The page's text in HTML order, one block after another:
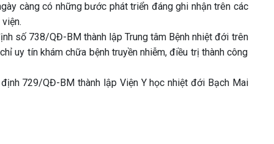
càng có những bước phát triển đáng ghi nhận trên các
số 738/QĐ-BM thành lập Trung tâm Bệnh nhiệt đới trên
uy tín khám chữa bệnh truyền nhiễm, điều trị thành công
729/QĐ-BM thành lập Viện Y học nhiệt đới Bạch Mai